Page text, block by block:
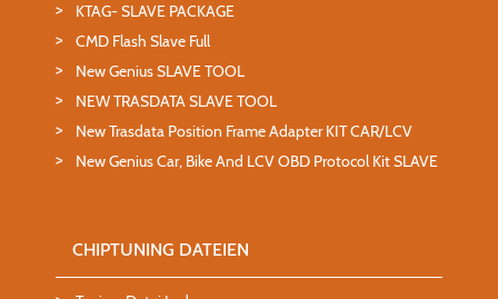
KTAG- SLAVE PACKAGE
CMD Flash Slave Full
New Genius SLAVE TOOL
NEW TRASDATA SLAVE TOOL
New Trasdata Position Frame Adapter KIT CAR/LCV
New Genius Car, Bike And LCV OBD Protocol Kit SLAVE
CHIPTUNING DATEIEN